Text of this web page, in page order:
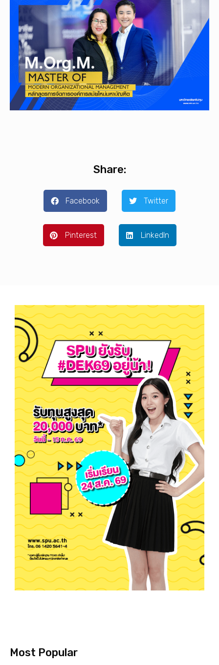
Share:
Facebook Twitter
Pinterest LinkedIn
Most Popular